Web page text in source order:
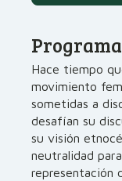
Programa
Hace tiempo
movimiento
sometidas a
desafían su
su visión
neutralidad
representación